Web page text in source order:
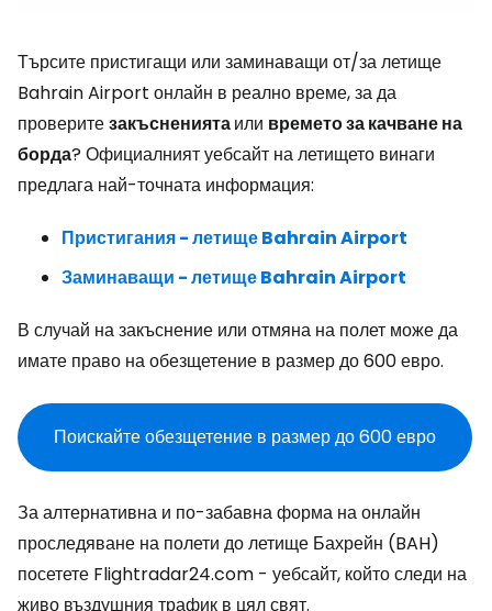
Търсите пристигащи или заминаващи от/за летище
Bahrain Airport онлайн в реално време, за да
проверитезакъснениятаили времето за качване на
борда? Официалният уебсайт на летището винаги
предлага най-точната информация:
Пристигания - летище Bahrain Airport
Заминаващи - летище Bahrain Airport
В случай на закъснение или отмяна на полет може да
имате право на обезщетение в размер до 600 евро.
Поискайте обезщетение в размер до 600 евро
За алтернативна и по-забавна форма на онлайн
проследяване на полети до летище Бахрейн (BAH)
посетете Flightradar24.com - уебсайт, който следи на
живо въздушния трафик в цял свят.